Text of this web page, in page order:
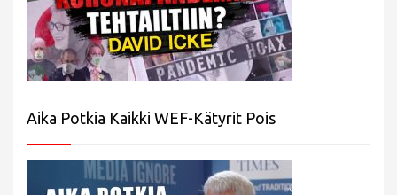
Aika Potkia Kaikki WEF-Kätyrit Pois